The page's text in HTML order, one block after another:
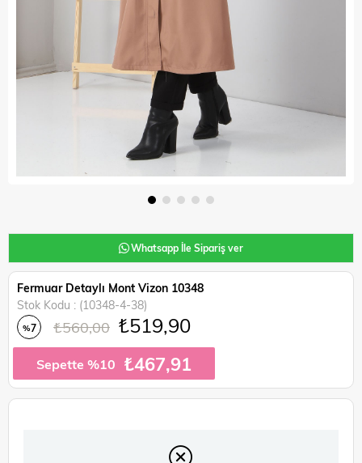
Whatsapp İle Sipariş ver
Fermuar Detaylı Mont Vizon 10348
Stok Kodu
(10348-4-38)
%7 ₺560,00 ₺519,90
Sepette %10 ₺467,91